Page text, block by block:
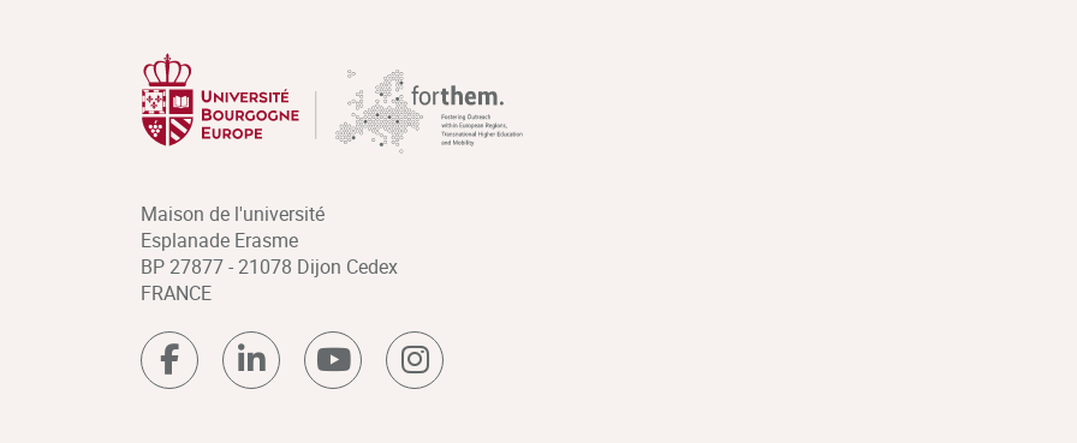
Maison de l'université
Esplanade Erasme
BP 27877 - 21078 Dijon Cedex
FRANCE